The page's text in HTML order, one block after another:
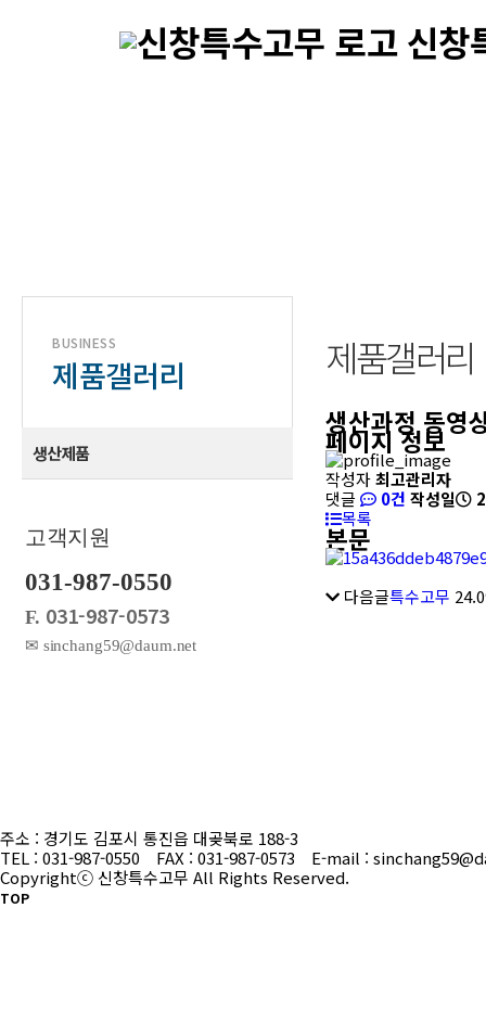
신창
BUSINESS
제품갤러리
생산제품
고객지원
031-987-0550
F. 031-987-0573
✉ sinchang59@daum.net
제품갤러리
생산과정 동영
페이지 정보
작성자최고관리자
댓글
0건 작성일
목록
본문
다음글특수고무
주소 : 경기도 김포시 통진읍 대곶북로 188-3
TEL : 031-987-0550 FAX : 031-987-0573 E-mail :
Copyrightⓒ 신창특수고무 All Rights Reserved.
TOP